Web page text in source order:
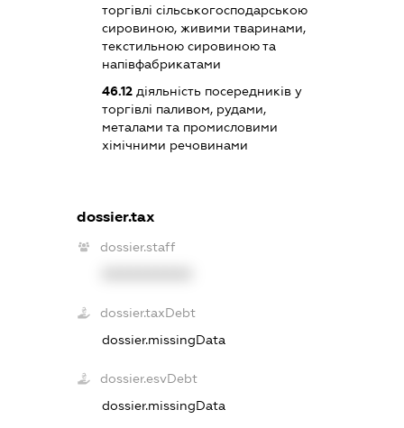
торгівлі сільськогосподарською
сировиною, живими тваринами,
текстильною сировиною та
напівфабрикатами
46.12діяльність посередників у
торгівлі паливом, рудами,
металами та промисловими
хімічними речовинами
dossier.tax
dossier.staff
dossier.taxDebt
dossier.missingData
dossier.esvDebt
dossier.missingData